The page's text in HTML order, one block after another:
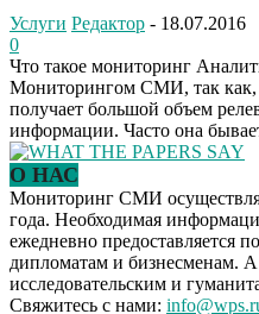
Услуги Редактор - 18.07.2016
0
Что такое мониторинг
Мониторингом СМИ, так как,
получает большой объем
информации. Часто она
О НАС
Мониторинг СМИ
года. Необходимая
ежедневно предоставляется
дипломатам и бизнесменам.
исследовательским и
Свяжитесь с нами: